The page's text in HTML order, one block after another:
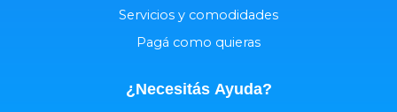
Servicios y comodidades
Pagá como quieras
¿Necesitás Ayuda?